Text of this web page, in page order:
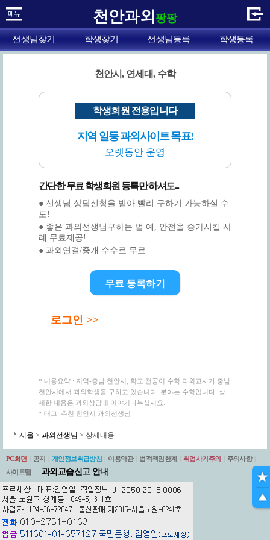
천안과외 팡팡
선생님찾기 학생찾기 선생님등록 학생등록
천안시, 연세대, 수학
학생회원 전용입니다
지역 일등 과외사이트 목표!
오랫동안 운영
간단한 무료 학생회원 등록만 하셔도...
● 선생님 상담신청을 받아 빨리 구하기 가능하실 수
도!
● 좋은 과외선생님구하는 법 예, 안전을 증가시킬 사
례 무료제공!
● 과외연결/중개 수수료 무료
무료 등록하기
로그인 >>
* 내용요약 : 지역-충남 천안시, 학교 전공이 수학 과외교사가 충남
천안시에서 과외학생을 구하고 있습니다. 분야는 수학입니다. 상
세한 내용은 과외상담때 이야기나누십시요.
* 태그: 추천 천안시 과외선생님
서울 > 과외선생님 > 상세내용
PC화면 공지 개인정보취급방침 이용약관 법적책임한계 취업사기주의 주의사항
사이트맵
과외교습신고 안내